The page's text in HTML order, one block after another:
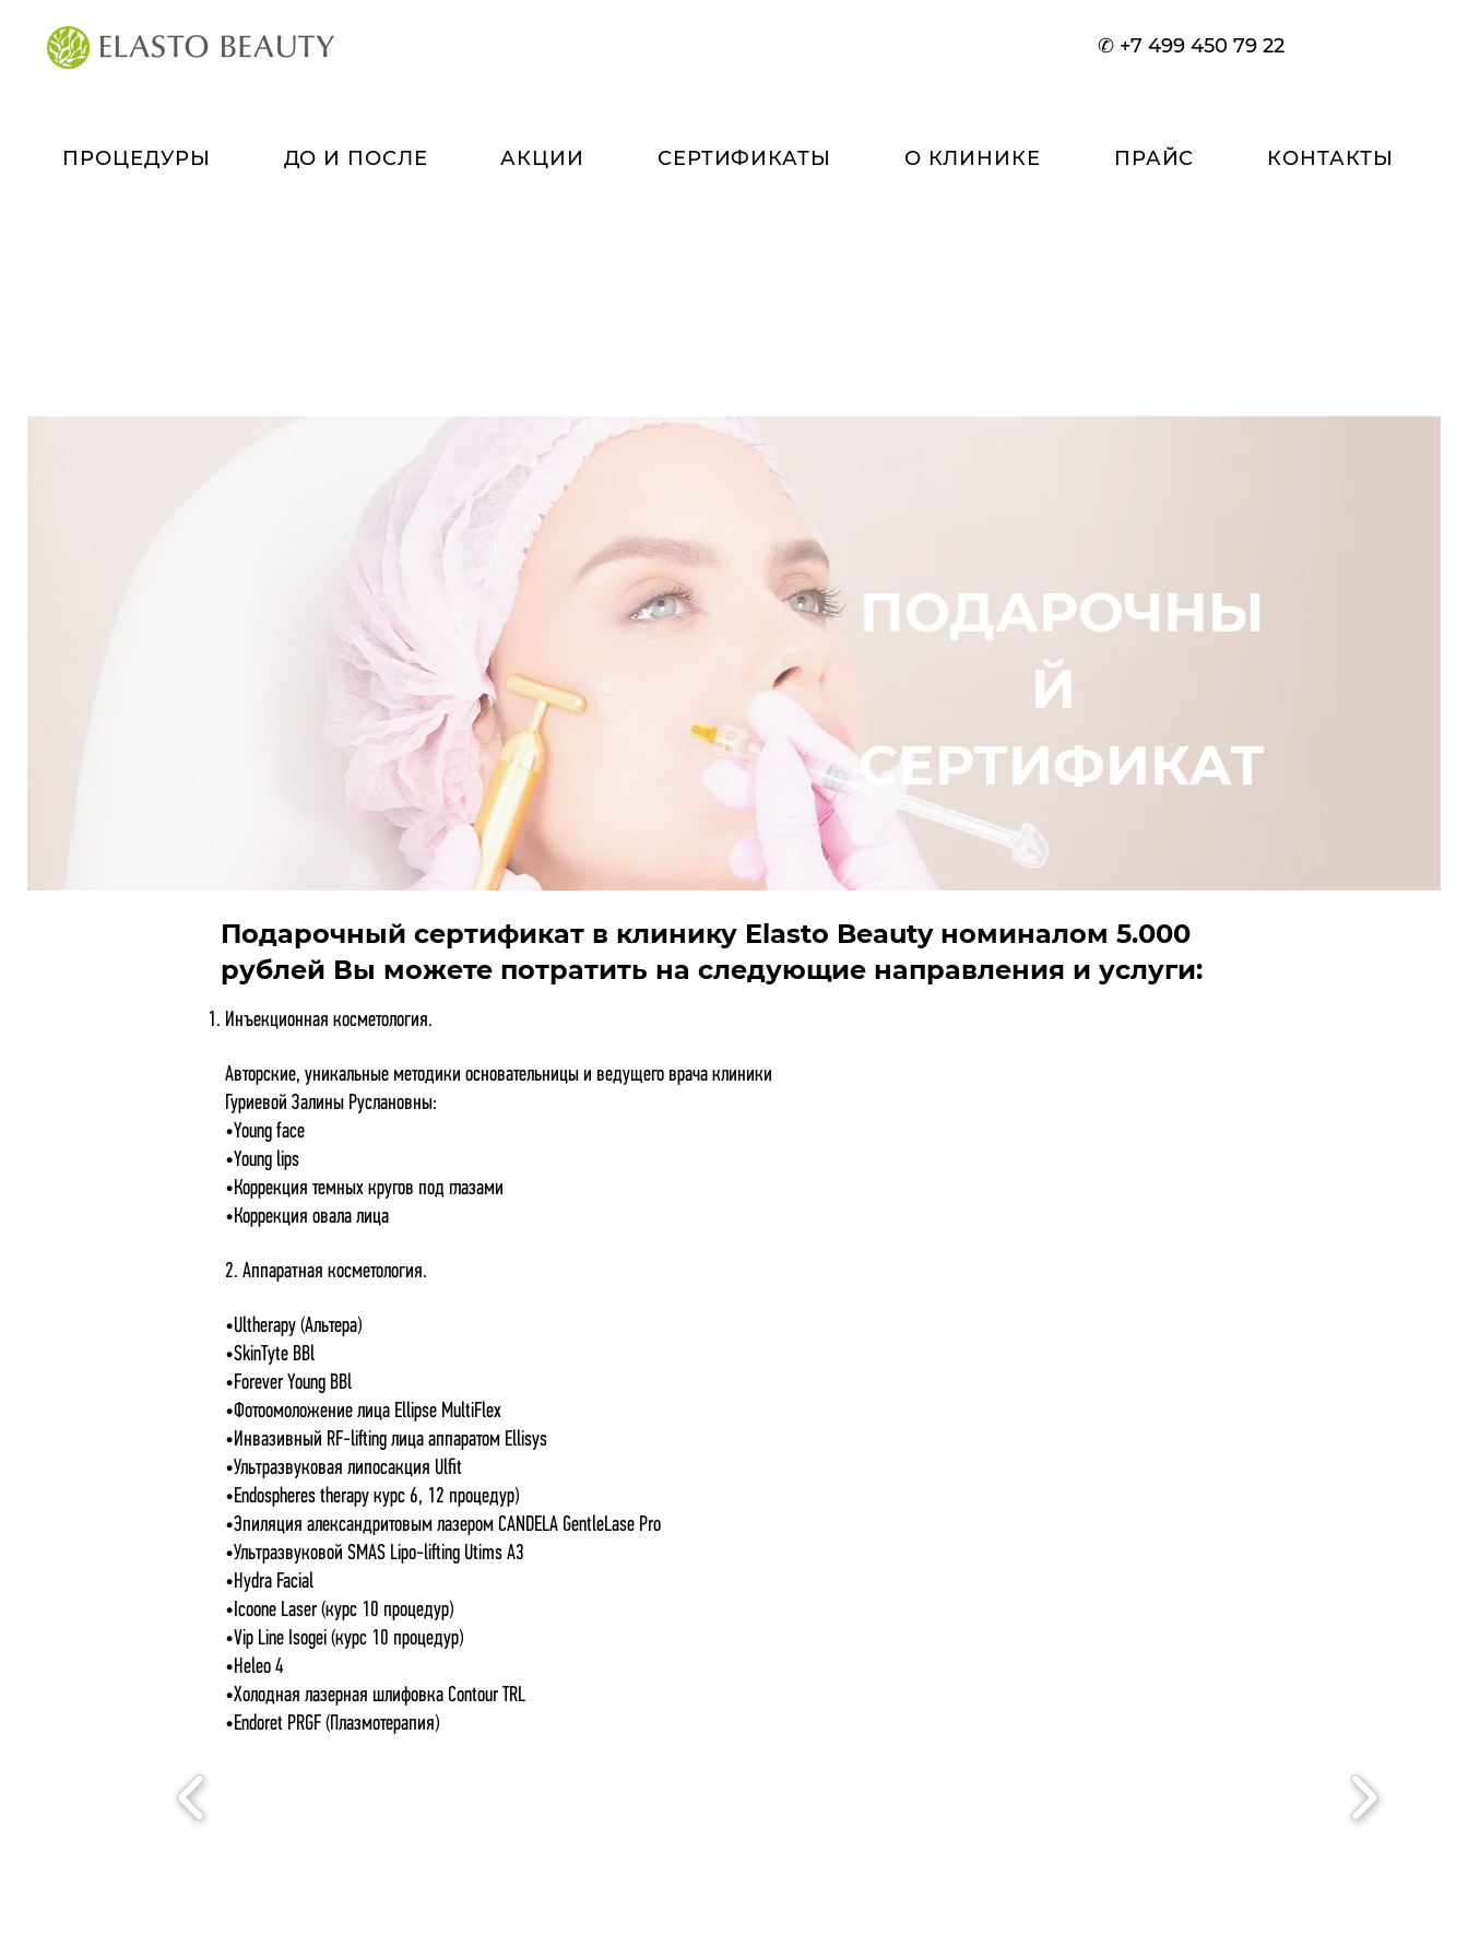
✆ +7 499 450 79 22
ПРОЦЕДУРЫ ДО И ПОСЛЕ АКЦИИ СЕРТИФИКАТЫ О КЛИНИКЕ ПРАЙС КОНТАКТЫ
ПОДАРОЧНЫ
Й
СЕРТИФИКАТ
Подарочный сертификат в клинику Elasto Beauty номиналом 5.000
рублей Вы можете потратить на следующие направления и услуги:
Инъекционная косметология.
Авторские, уникальные методики основательницы и ведущего врача клиники
Гуриевой Залины Руслановны:
•Young face
•Young lips
•Коррекция темных кругов под глазами
•Коррекция овала лица
2. Аппаратная косметология.
•Ultherapy (Альтера)
•SkinTyte BBl
•Forever Young BBl
•Фотоомоложение лица Ellipse MultiFlex
•Инвазивный RF-lifting лица аппаратом Ellisys
•Ультразвуковая липосакция Ulfit
•Endospheres therapy курс 6, 12 процедур)
•Эпиляция александритовым лазером CANDELA GentleLase Pro
•Ультразвуковой SMAS Lipo-lifting Utims A3
•Hydra Facial
•Icoone Laser (курс 10 процедур)
•Vip Line Isogei (курс 10 процедур)
•Heleo 4
•Холодная лазерная шлифовка Contour TRL
•Endoret PRGF (Плазмотерапия)